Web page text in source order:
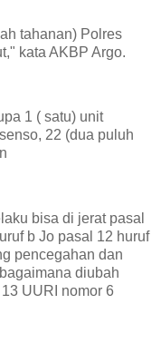
tahanan) Polres
kata AKBP Argo.
1 ( satu) unit
22 (dua puluh
bisa di jerat pasal
b Jo pasal 12 huruf
pencegahan dan
diubah
UURI nomor 6